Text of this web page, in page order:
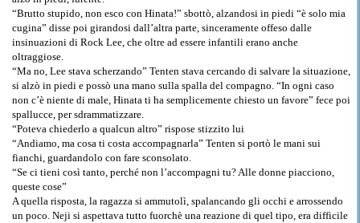
“Brutto stupido, non esco con Hinata!” sbottò, alzandosi in piedi “è solo mia
cugina” disse poi girandosi dall’altra parte, sinceramente offeso dalle
insinuazioni di Rock Lee, che oltre ad essere infantili erano anche
oltraggiose.
“Ma no, Lee stava scherzando” Tenten stava cercando di salvare la situazione,
si alzò in piedi e possò una mano sulla spalla del compagno. “In ogni caso
non c’è niente di male, Hinata ti ha semplicemente chiesto un favore” fece poi
spallucce, per sdrammatizzare.
“Poteva chiederlo a qualcun altro” rispose stizzito lui
“Andiamo, ma cosa ti costa accompagnarla” Tenten si portò le mani sui
fianchi, guardandolo con fare sconsolato.
“Se ci tieni così tanto, perché non l’accompagni tu? Alle donne piacciono,
queste cose”
A quella risposta, la ragazza si ammutolì, spalancando gli occhi e arrossendo
un poco. Neji si aspettava tutto fuorchè una reazione di quel tipo, era difficile